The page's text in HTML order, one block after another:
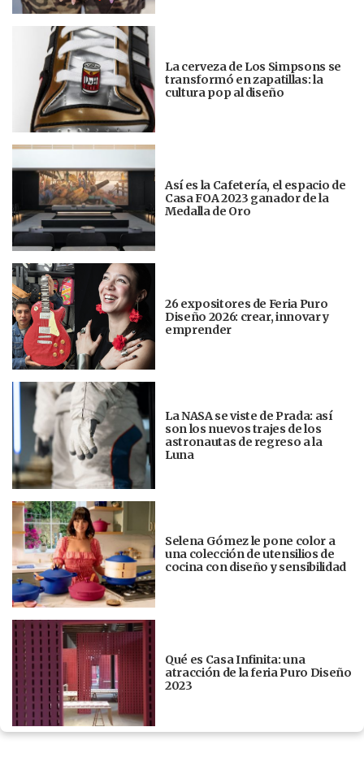
La cerveza de Los Simpsons se
transformó en zapatillas: la
cultura pop al diseño
Así es la Cafetería, el espacio de
Casa FOA 2023 ganador de la
Medalla de Oro
26 expositores de Feria Puro
Diseño 2026: crear, innovar y
emprender
La NASA se viste de Prada: así
son los nuevos trajes de los
astronautas de regreso a la
Luna
Selena Gómez le pone color a
una colección de utensilios de
cocina con diseño y sensibilidad
Qué es Casa Infinita: una
atracción de la feria Puro Diseño
2023